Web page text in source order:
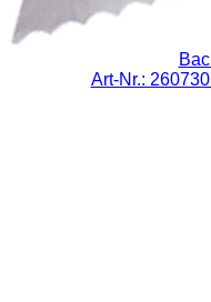
Art-Nr.: 260730